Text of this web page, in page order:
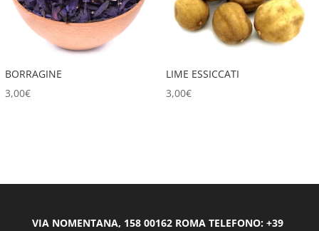
BORRAGINE
3,00€
LIME ESSICCATI
3,00€
VIA NOMENTANA, 158 00162 ROMA TELEFONO: +39